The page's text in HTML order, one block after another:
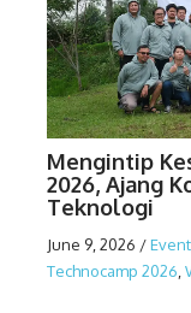
Mengintip
2026, Ajang
Teknologi
June 9, 2026 /Event
Technocamp 2026,